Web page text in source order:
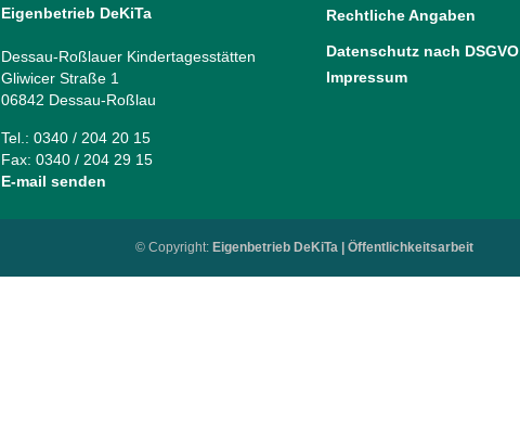
Eigenbetrieb DeKiTa
Dessau-Roßlauer Kindertagesstätten
Gliwicer Straße 1
06842 Dessau-Roßlau
Tel.: 0340 / 204 20 15
Fax: 0340 / 204 29 15
E-mail senden
Rechtliche Angaben
Datenschutz nach DSGVO
Impressum
© Copyright: Eigenbetrieb DeKiTa | Öffentlichkeitsarbeit